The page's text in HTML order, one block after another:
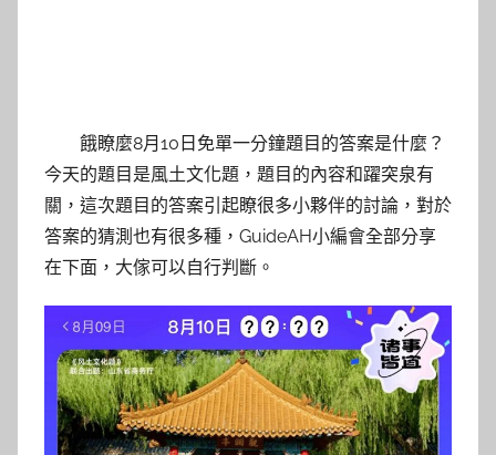
餓瞭麼8月10日免單一分鐘題目的答案是什麼？
今天的題目是風土文化題，題目的內容和躍突泉有
關，這次題目的答案引起瞭很多小夥伴的討論，對於
答案的猜測也有很多種，GuideAH小編會全部分享
在下面，大傢可以自行判斷。